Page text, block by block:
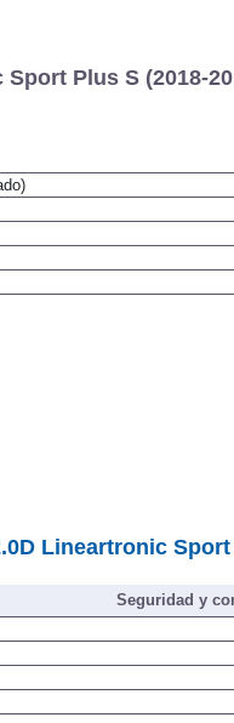
Plus S (2018-
Lineartronic Sport
Seguridad y